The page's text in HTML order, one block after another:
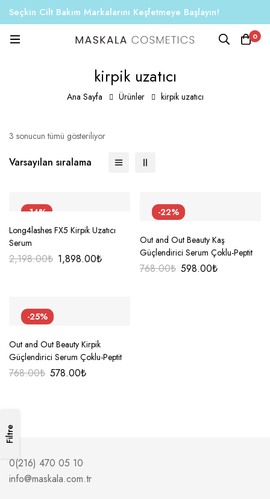
Seçkin Cilt Bakım Markalarını Keşfetmeye Başlayın!
0
kirpik uzatıcı
Ana Sayfa Ürünler kirpik uzatıcı
Filtre
3 sonucun tümü gösteriliyor
Varsayılan sıralama
-14%
Long4lashes FX5 Kirpik Uzatıcı
Serum
2,198.00₺ 1,898.00₺
-22%
Out and Out Beauty Kaş
Güçlendirici Serum Çoklu-Peptit
768.00₺ 598.00₺
-25%
Out and Out Beauty Kirpik
Güçlendirici Serum Çoklu-Peptit
768.00₺ 578.00₺
0(216) 470 05 10
info@maskala.com.tr